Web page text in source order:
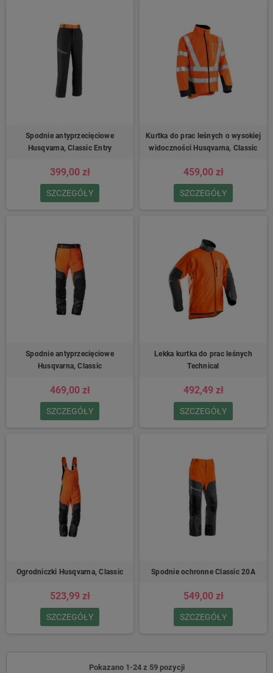
Spodnie antyprzecięciowe
Husqvarna, Classic Entry
399,00 zł
SZCZEGÓŁY
Kurtka do prac leśnych o wysokiej
widoczności Husqvarna, Classic
459,00 zł
SZCZEGÓŁY
Spodnie antyprzecięciowe
Husqvarna, Classic
469,00 zł
SZCZEGÓŁY
Lekka kurtka do prac leśnych
Technical
492,49 zł
SZCZEGÓŁY
Ogrodniczki Husqvarna, Classic
523,99 zł
SZCZEGÓŁY
Spodnie ochronne Classic 20A
549,00 zł
SZCZEGÓŁY
Pokazano 1-24 z 59 pozycji